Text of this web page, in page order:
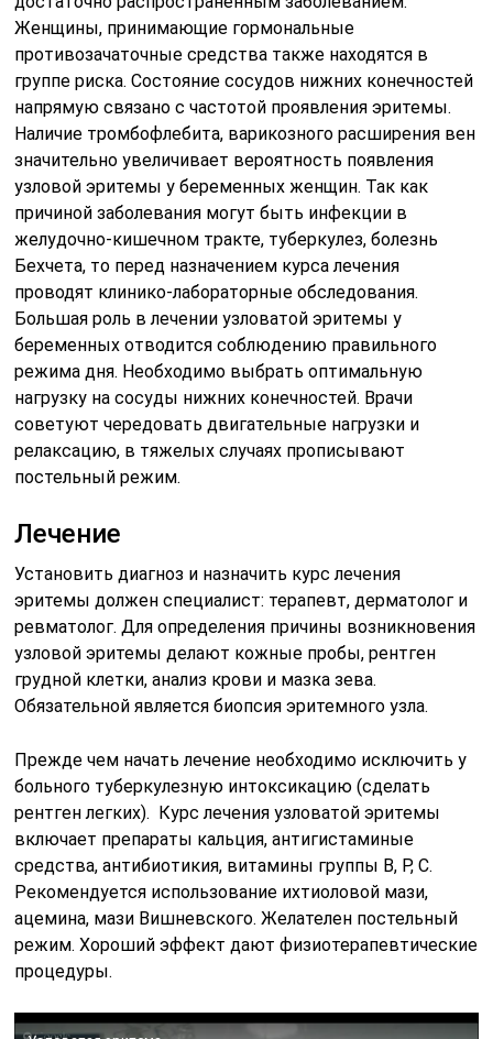
Женщины, принимающие гормональные
противозачаточные средства также находятся в
группе риска. Состояние сосудов нижних конечностей
напрямую связано с частотой проявления эритемы.
Наличие тромбофлебита, варикозного расширения вен
значительно увеличивает вероятность появления
узловой эритемы у беременных женщин. Так как
причиной заболевания могут быть инфекции в
желудочно-кишечном тракте, туберкулез, болезнь
Бехчета, то перед назначением курса лечения
проводят клинико-лабораторные обследования.
Большая роль в лечении узловатой эритемы у
беременных отводится соблюдению правильного
режима дня. Необходимо выбрать оптимальную
нагрузку на сосуды нижних конечностей. Врачи
советуют чередовать двигательные нагрузки и
релаксацию, в тяжелых случаях прописывают
постельный режим.
Лечение
Установить диагноз и назначить курс лечения
эритемы должен специалист: терапевт, дерматолог и
ревматолог. Для определения причины возникновения
узловой эритемы делают кожные пробы, рентген
грудной клетки, анализ крови и мазка зева.
Обязательной является биопсия эритемного узла.
Прежде чем начать лечение необходимо исключить у
больного туберкулезную интоксикацию (сделать
рентген легких). Курс лечения узловатой эритемы
включает препараты кальция, антигистаминые
средства, антибиотикия, витамины группы В, Р, С.
Рекомендуется использование ихтиоловой мази,
ацемина, мази Вишневского. Желателен постельный
режим. Хороший эффект дают физиотерапевтические
процедуры.